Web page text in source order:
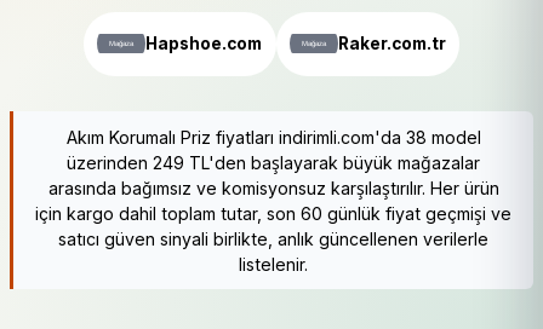
Hapshoe.com Raker.com.tr
Akım Korumalı Priz fiyatları indirimli.com'da 38 model
üzerinden 249 TL'den başlayarak büyük mağazalar
arasında bağımsız ve komisyonsuz karşılaştırılır. Her ürün
için kargo dahil toplam tutar, son 60 günlük fiyat geçmişi ve
satıcı güven sinyali birlikte, anlık güncellenen verilerle
listelenir.